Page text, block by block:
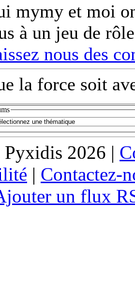
mymy et moi
à un jeu de
nous des
la force soit
2026 |
| Contactez-
un flux